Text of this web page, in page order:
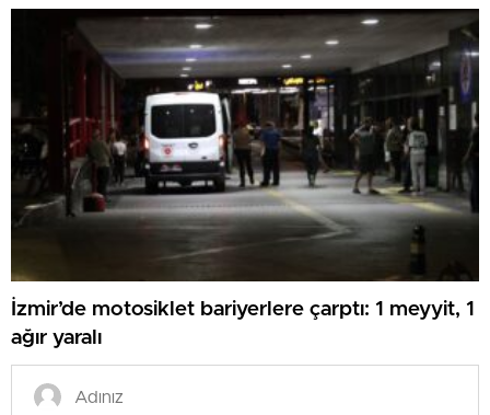
İzmir’de motosiklet bariyerlere çarptı: 1 meyyit, 1
ağır yaralı